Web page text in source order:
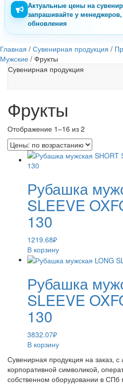
Актуальные цены на
запрашивайте у менеджеров,
обновления
Главная / Сувенирная продукция /
Мужские / Фрукты
Сувенирная продукция
Фрукты
Отображение 1–16 из 2
Рубашка
SLEEVE
130
1219.68₽
В корзину
Рубашка
SLEEVE
130
3832.07₽
В корзину
Сувенирная продукция на заказ, с
корпоративной символикой,
собственном оборудовании в СПб